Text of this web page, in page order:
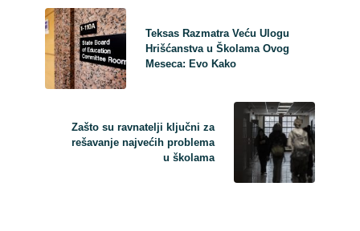
Teksas Razmatra Veću Ulogu
Hrišćanstva u Školama Ovog
Meseca: Evo Kako
Zašto su ravnatelji ključni za
rešavanje najvećih problema
u školama